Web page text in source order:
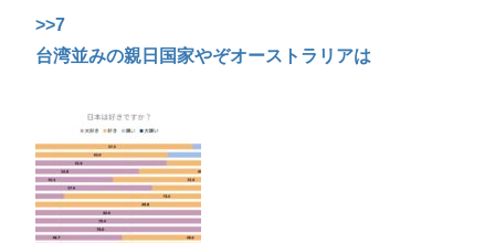
>>7
台湾並みの親日国家やぞオーストラリアは